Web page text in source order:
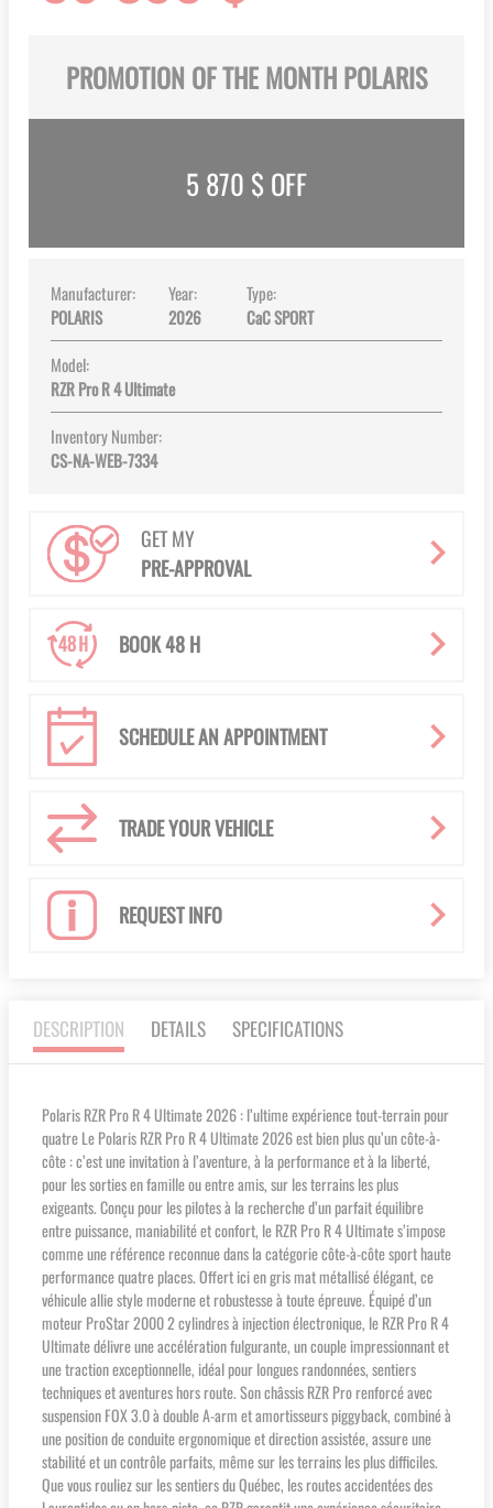
PROMOTION OF THE MONTH POLARIS
5 870 $ OFF
Manufacturer:
POLARIS
Year:
2026
Type:
CaC SPORT
Model:
RZR Pro R 4 Ultimate
Inventory Number:
CS-NA-WEB-7334
GET MY
PRE-APPROVAL
BOOK 48 H
SCHEDULE AN APPOINTMENT
TRADE YOUR VEHICLE
REQUEST INFO
DESCRIPTION DETAILS SPECIFICATIONS
Polaris RZR Pro R 4 Ultimate 2026 : l’ultime expérience tout-terrain pour
quatre Le Polaris RZR Pro R 4 Ultimate 2026 est bien plus qu’un côte-à-
côte : c’est une invitation à l’aventure, à la performance et à la liberté,
pour les sorties en famille ou entre amis, sur les terrains les plus
exigeants. Conçu pour les pilotes à la recherche d’un parfait équilibre
entre puissance, maniabilité et confort, le RZR Pro R 4 Ultimate s’impose
comme une référence reconnue dans la catégorie côte-à-côte sport haute
performance quatre places. Offert ici en gris mat métallisé élégant, ce
véhicule allie style moderne et robustesse à toute épreuve. Équipé d’un
moteur ProStar 2000 2 cylindres à injection électronique, le RZR Pro R 4
Ultimate délivre une accélération fulgurante, un couple impressionnant et
une traction exceptionnelle, idéal pour longues randonnées, sentiers
techniques et aventures hors route. Son châssis RZR Pro renforcé avec
suspension FOX 3.0 à double A-arm et amortisseurs piggyback, combiné à
une position de conduite ergonomique et direction assistée, assure une
stabilité et un contrôle parfaits, même sur les terrains les plus difficiles.
Que vous rouliez sur les sentiers du Québec, les routes accidentées des